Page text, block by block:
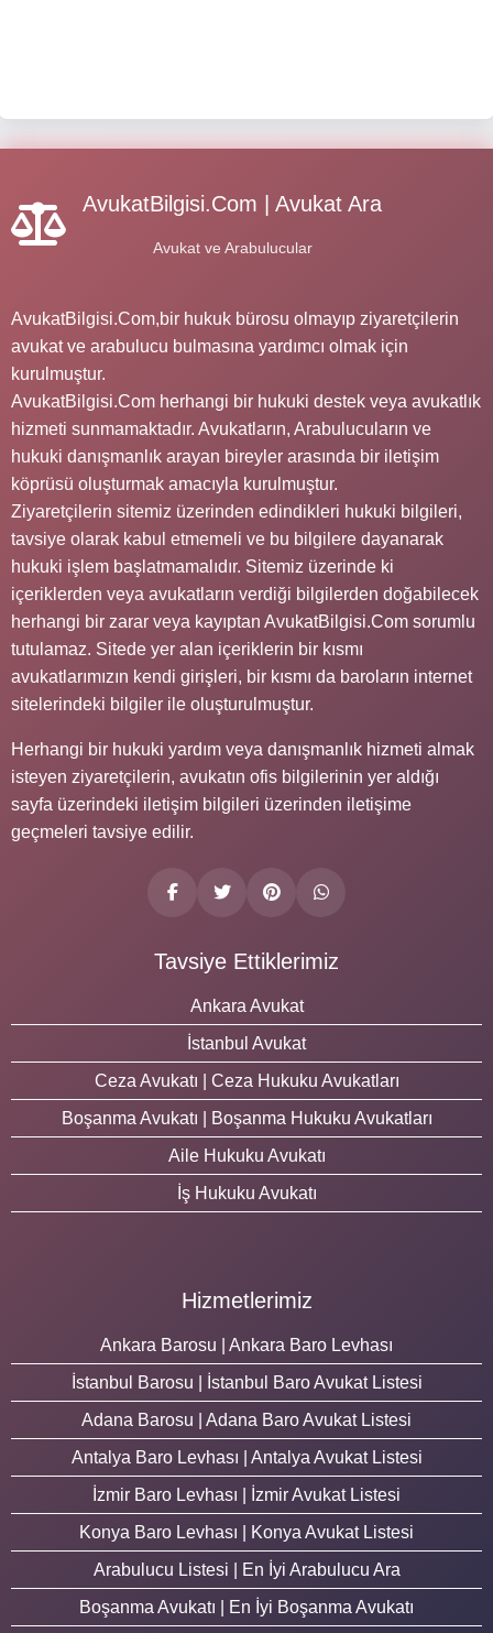
AvukatBilgisi.Com | Avukat Ara
Avukat ve Arabulucular
AvukatBilgisi.Com,bir hukuk bürosu olmayıp ziyaretçilerin
avukat ve arabulucu bulmasına yardımcı olmak için
kurulmuştur.
AvukatBilgisi.Com herhangi bir hukuki destek veya avukatlık
hizmeti sunmamaktadır. Avukatların, Arabulucuların ve
hukuki danışmanlık arayan bireyler arasında bir iletişim
köprüsü oluşturmak amacıyla kurulmuştur.
Ziyaretçilerin sitemiz üzerinden edindikleri hukuki bilgileri,
tavsiye olarak kabul etmemeli ve bu bilgilere dayanarak
hukuki işlem başlatmamalıdır. Sitemiz üzerinde ki
içeriklerden veya avukatların verdiği bilgilerden doğabilecek
herhangi bir zarar veya kayıptan AvukatBilgisi.Com sorumlu
tutulamaz. Sitede yer alan içeriklerin bir kısmı
avukatlarımızın kendi girişleri, bir kısmı da baroların internet
sitelerindeki bilgiler ile oluşturulmuştur.
Herhangi bir hukuki yardım veya danışmanlık hizmeti almak
isteyen ziyaretçilerin, avukatın ofis bilgilerinin yer aldığı
sayfa üzerindeki iletişim bilgileri üzerinden iletişime
geçmeleri tavsiye edilir.
Tavsiye Ettiklerimiz
Ankara Avukat
İstanbul Avukat
Ceza Avukatı | Ceza Hukuku Avukatları
Boşanma Avukatı | Boşanma Hukuku Avukatları
Aile Hukuku Avukatı
İş Hukuku Avukatı
Hizmetlerimiz
Ankara Barosu | Ankara Baro Levhası
İstanbul Barosu | İstanbul Baro Avukat Listesi
Adana Barosu | Adana Baro Avukat Listesi
Antalya Baro Levhası | Antalya Avukat Listesi
İzmir Baro Levhası | İzmir Avukat Listesi
Konya Baro Levhası | Konya Avukat Listesi
Arabulucu Listesi | En İyi Arabulucu Ara
Boşanma Avukatı | En İyi Boşanma Avukatı